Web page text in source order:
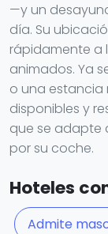
—y un
día. Su
rápidamente a
animados. Ya
o una estancia
disponibles y
que se adapte
por su coche.
Hoteles
Admite